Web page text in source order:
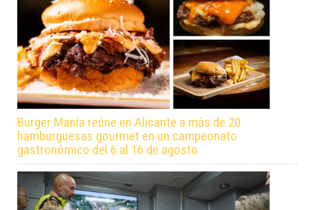
Burger Manía reúne en Alicante a más de 20
hamburguesas gourmet en un campeonato
gastronómico del 6 al 16 de agosto